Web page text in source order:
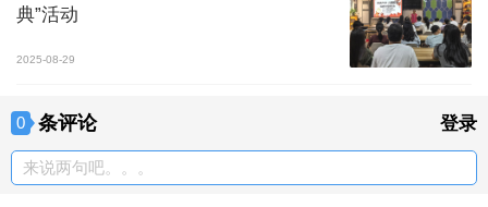
典”活动
2025-08-29
0 条评论 登录
来说两句吧。。。